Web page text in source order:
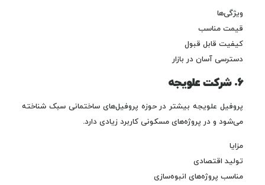
ویژگی‌ها
قیمت مناسب
کیفیت قابل قبول
دسترسی آسان در بازار
۶. شرکت علویجه
پروفیل علویجه بیشتر در حوزه پروفیل‌های ساختمانی سبک شناخته
می‌شود و در پروژه‌های مسکونی کاربرد زیادی دارد.
مزایا
تولید اقتصادی
مناسب پروژه‌های انبوه‌سازی